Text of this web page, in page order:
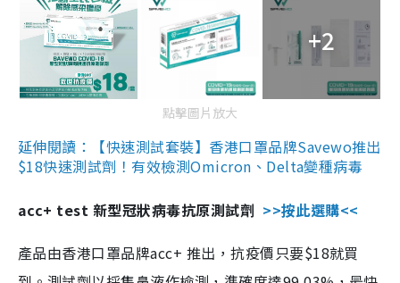
+2
點擊圖片放大
延伸閱讀：【快速測試套裝】香港口罩品牌Savewo推出
$18快速測試劑！有效檢測Omicron、Delta變種病毒
acc+ test 新型冠狀病毒抗原測試劑 >>按此選購<<
產品由香港口罩品牌acc+ 推出，抗疫價只要$18就買